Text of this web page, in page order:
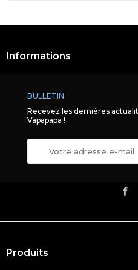
Informations
BULLETIN
Recevez les dernières
Vapapapa !
Produits